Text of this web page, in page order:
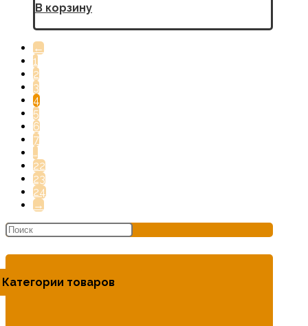
В корзину
←
1
2
3
4
5
6
7
…
22
23
24
→
Категории товаров